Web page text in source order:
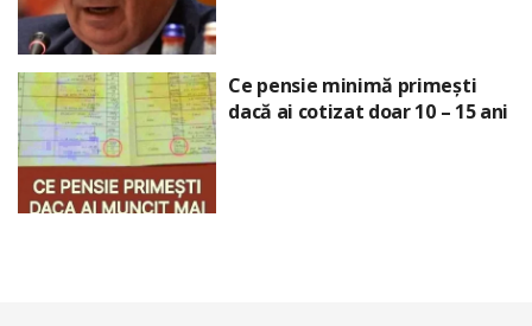
Ce pensie minimă primești
dacă ai cotizat doar 10 – 15 ani